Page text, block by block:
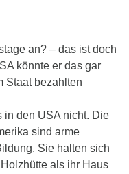
an? – das ist doch
könnte er das gar
Staat bezahlten
in den USA nicht. Die
sind arme
Sie halten sich
als ihr Haus